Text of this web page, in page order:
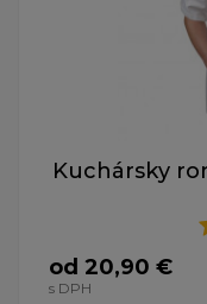
Kuchársky
od 20,90 €
s DPH